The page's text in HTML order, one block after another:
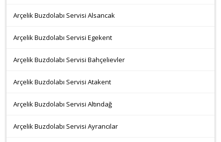
Arçelik Buzdolabı Servisi Alsancak
Arçelik Buzdolabı Servisi Egekent
Arçelik Buzdolabı Servisi Bahçelievler
Arçelik Buzdolabı Servisi Atakent
Arçelik Buzdolabı Servisi Altındağ
Arçelik Buzdolabı Servisi Ayrancılar